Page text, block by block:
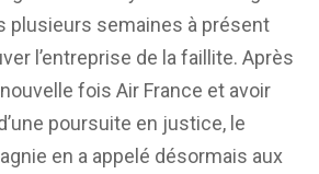
plusieurs semaines à présent
l’entreprise de la faillite. Après
fois Air France et avoir
poursuite en justice, le
en a appelé désormais aux